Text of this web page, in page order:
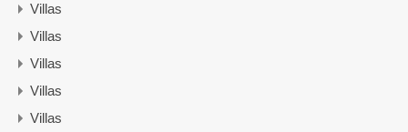
Villas
Villas
Villas
Villas
Villas